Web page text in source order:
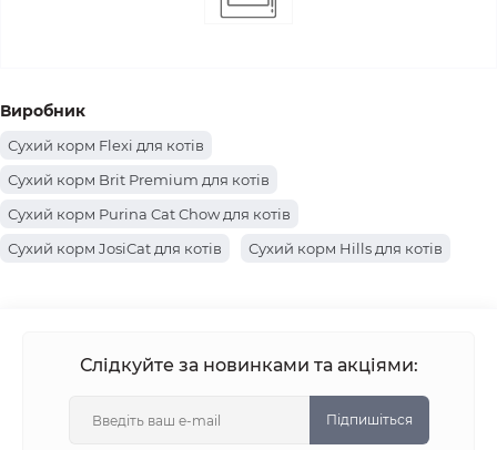
Виробник
Сухий корм Flexi для котів
Сухий корм Brit Premium для котів
Сухий корм Purina Cat Chow для котів
Сухий корм JosiCat для котів
Сухий корм Hills для котів
Сухий корм Optimeal Beauty для котів
Слідкуйте за новинками та акціями:
Підпишіться